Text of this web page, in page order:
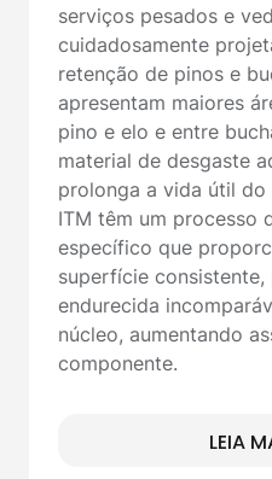
serviços pesados e
cuidadosamente
retenção de pinos e
apresentam maiores
pino e elo e entre
material de desgaste
prolonga a vida útil do
ITM têm um processo
específico que
superfície
endurecida
núcleo, aumentando
componente.
LEIA